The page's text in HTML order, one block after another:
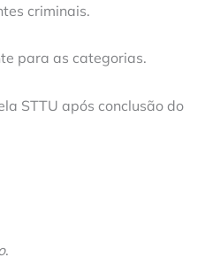
criminais.
para as categorias.
STTU após conclusão do
.